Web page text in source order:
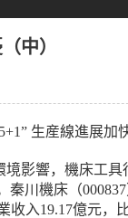
中）
生産線進展加
境影響，機床工
秦川機床（
收入19.17億元